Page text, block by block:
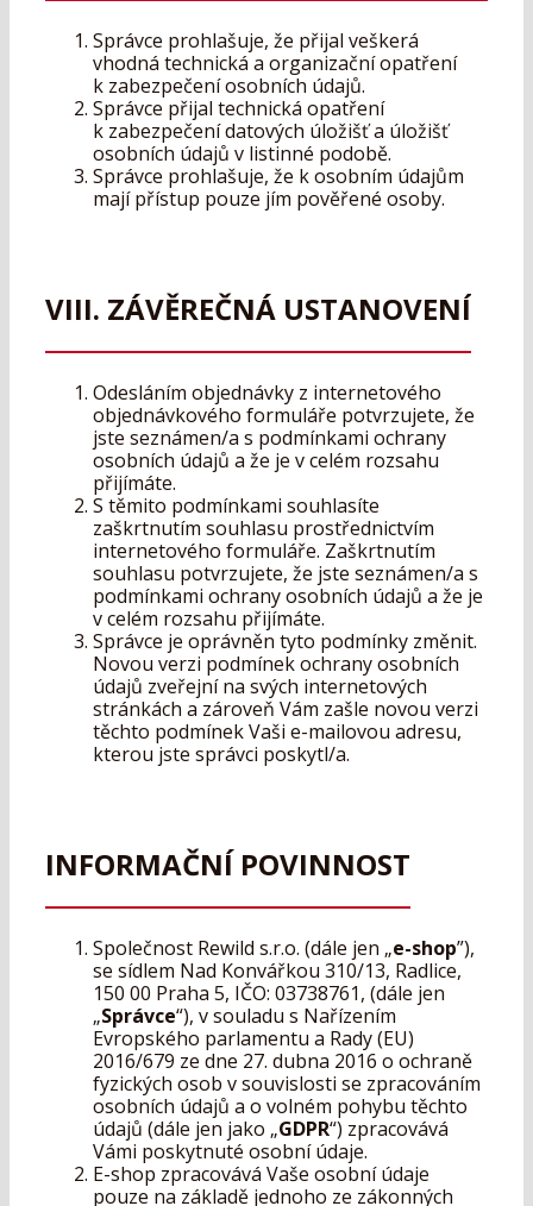
Správce prohlašuje, že přijal veškerá
vhodná technická a organizační opatření
k zabezpečení osobních údajů.
Správce přijal technická opatření
k zabezpečení datových úložišť a úložišť
osobních údajů v listinné podobě.
Správce prohlašuje, že k osobním údajům
mají přístup pouze jím pověřené osoby.
VIII. ZÁVĚREČNÁ USTANOVENÍ
Odesláním objednávky z internetového
objednávkového formuláře potvrzujete, že
jste seznámen/a s podmínkami ochrany
osobních údajů a že je v celém rozsahu
přijímáte.
S těmito podmínkami souhlasíte
zaškrtnutím souhlasu prostřednictvím
internetového formuláře. Zaškrtnutím
souhlasu potvrzujete, že jste seznámen/a s
podmínkami ochrany osobních údajů a že je
v celém rozsahu přijímáte.
Správce je oprávněn tyto podmínky změnit.
Novou verzi podmínek ochrany osobních
údajů zveřejní na svých internetových
stránkách a zároveň Vám zašle novou verzi
těchto podmínek Vaši e-mailovou adresu,
kterou jste správci poskytl/a.
INFORMAČNÍ POVINNOST
Společnost Rewild s.r.o. (dále jen „e-shop”),
se sídlem Nad Konvářkou 310/13, Radlice,
150 00 Praha 5, IČO: 03738761, (dále jen
„Správce“), v souladu s Nařízením
Evropského parlamentu a Rady (EU)
2016/679 ze dne 27. dubna 2016 o ochraně
fyzických osob v souvislosti se zpracováním
osobních údajů a o volném pohybu těchto
údajů (dále jen jako „GDPR“) zpracovává
Vámi poskytnuté osobní údaje.
E-shop zpracovává Vaše osobní údaje
pouze na základě jednoho ze zákonných